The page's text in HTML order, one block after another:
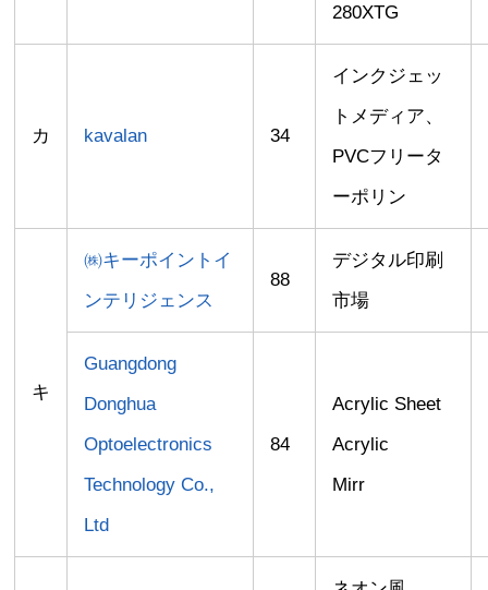
280XTG
カ kavalan 34
インクジェッ
トメディア、
PVCフリータ
ーポリン
キ
㈱キーポイントイ
ンテリジェンス
88
デジタル印刷
市場
Guangdong
Donghua
Optoelectronics
Technology Co.,
Ltd
84
Acrylic Sheet
Acrylic
Mirr